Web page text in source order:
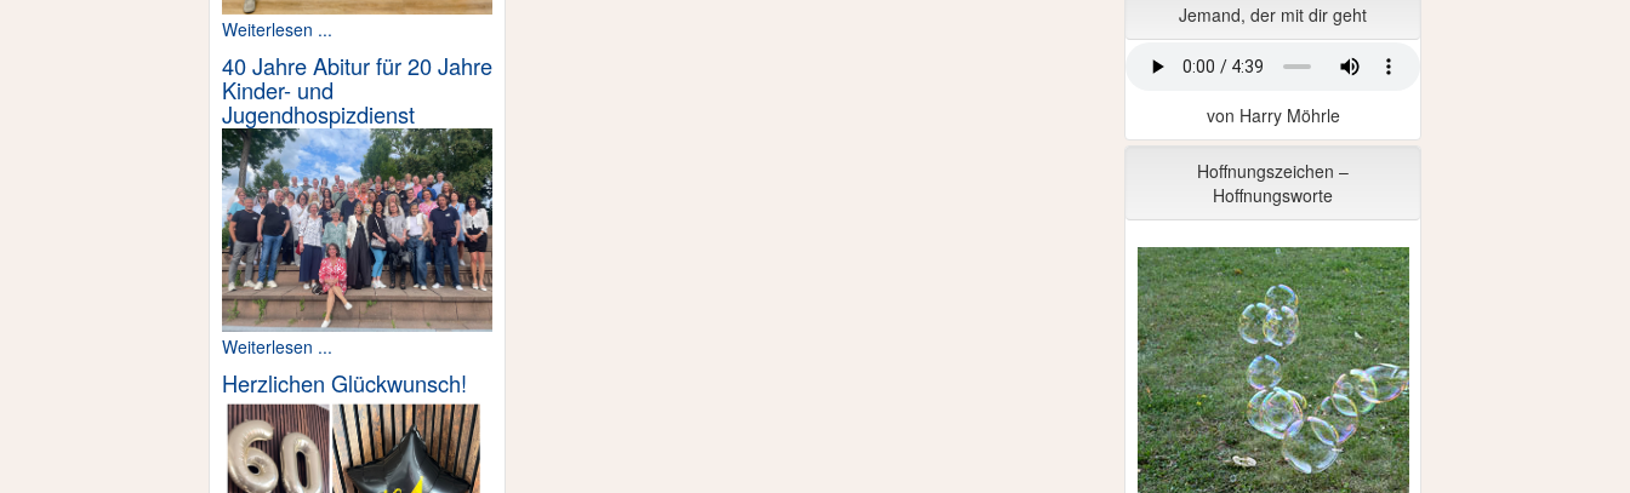
Jemand, der mit dir geht
von Harry Möhrle
Hoffnungszeichen –
Hoffnungsworte
Weiterlesen ...
40 Jahre Abitur für 20 Jahre
Kinder- und
Jugendhospizdienst
Weiterlesen ...
Herzlichen Glückwunsch!